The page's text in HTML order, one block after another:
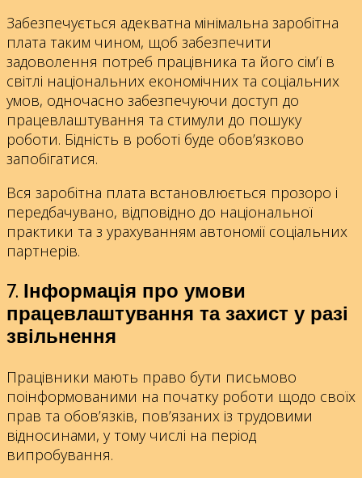
Забезпечується адекватна мінімальна заробітна
плата таким чином, щоб забезпечити
задоволення потреб працівника та його сім’ї в
світлі національних економічних та соціальних
умов, одночасно забезпечуючи доступ до
працевлаштування та стимули до пошуку
роботи. Бідність в роботі буде обов’язково
запобігатися.
Вся заробітна плата встановлюється прозоро і
передбачувано, відповідно до національної
практики та з урахуванням автономії соціальних
партнерів.
7. Інформація про умови
працевлаштування та захист у разі
звільнення
Працівники мають право бути письмово
поінформованими на початку роботи щодо своїх
прав та обов’язків, пов’язаних із трудовими
відносинами, у тому числі на період
випробування.